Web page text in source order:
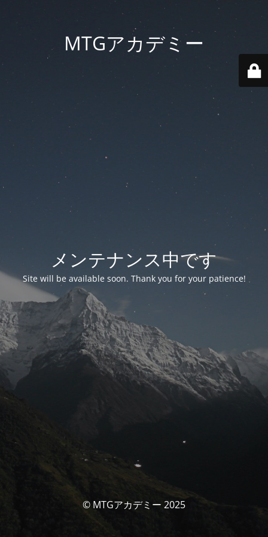
MTGアカデミー
メンテナンス中です
Site will be available soon. Thank you for your patience!
© MTGアカデミー 2025